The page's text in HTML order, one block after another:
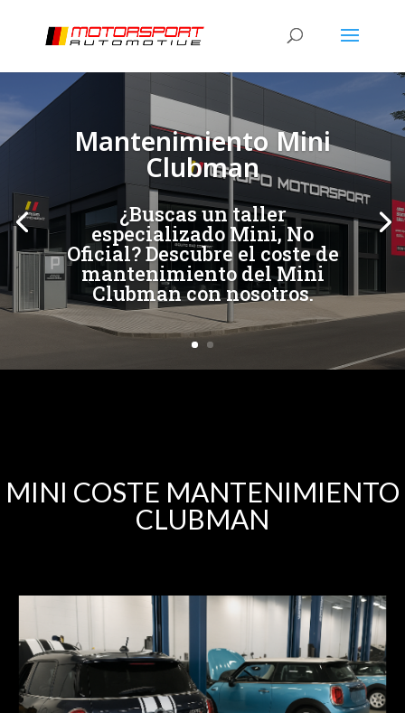
Mantenimiento Mini
Clubman
¿Buscas un taller
especializado Mini, No
Oficial? Descubre el coste de
mantenimiento del Mini
Clubman con nosotros.
[/et_pb_slide][/et_pb_slide]
MINI COSTE MANTENIMIENTO
CLUBMAN